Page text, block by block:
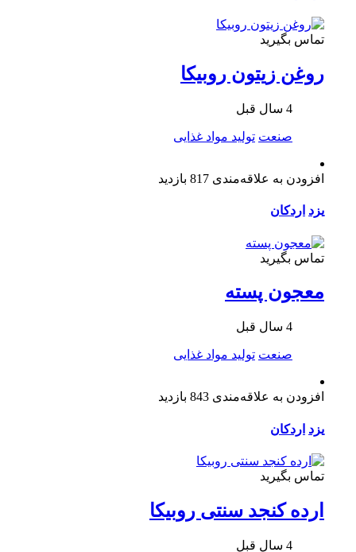
تماس بگیرید
روغن زیتون روبیکا
4 سال قبل
صنعت تولید مواد غذایی
افزودن به علاقه‌مندی 817 بازدید
یزد اردکان
تماس بگیرید
معجون پسته
4 سال قبل
صنعت تولید مواد غذایی
افزودن به علاقه‌مندی 843 بازدید
یزد اردکان
تماس بگیرید
ارده کنجد سنتی روبیکا
4 سال قبل